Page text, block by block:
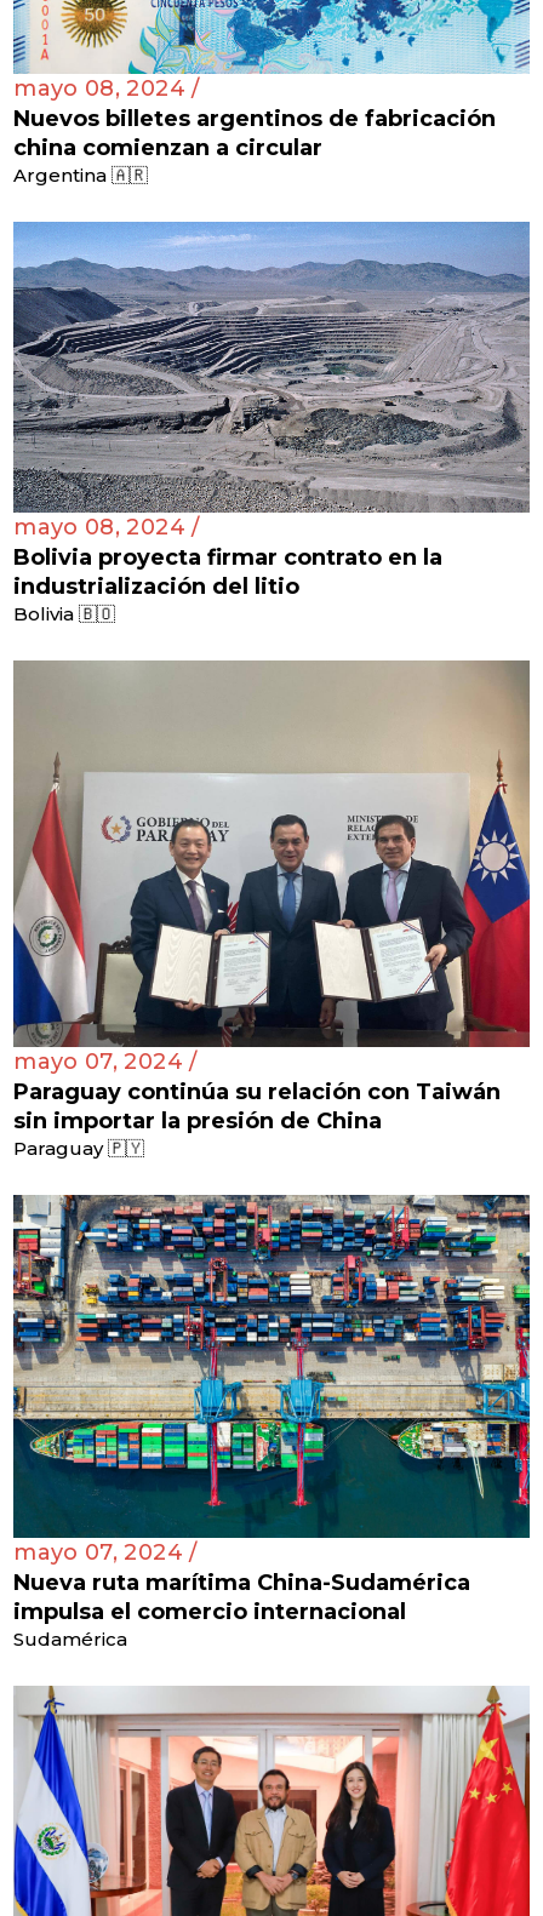
mayo 08, 2024 /
Nuevos billetes argentinos de fabricación
china comienzan a circular
Argentina 🇦🇷
mayo 08, 2024 /
Bolivia proyecta firmar contrato en la
industrialización del litio
Bolivia 🇧🇴
mayo 07, 2024 /
Paraguay continúa su relación con Taiwán
sin importar la presión de China
Paraguay 🇵🇾
mayo 07, 2024 /
Nueva ruta marítima China-Sudamérica
impulsa el comercio internacional
Sudamérica